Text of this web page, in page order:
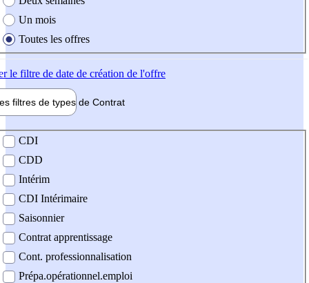
Un mois
Toutes les offres
le filtre de date de création de l'offre
filtres de types de Contrat
contrat
CDI
CDD
Intérim
CDI Intérimaire
Saisonnier
Contrat apprentissage
Cont. professionnalisation
Prépa.opérationnel.emploi